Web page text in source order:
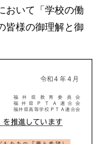
おいて「学校の働
皆様の御理解と御